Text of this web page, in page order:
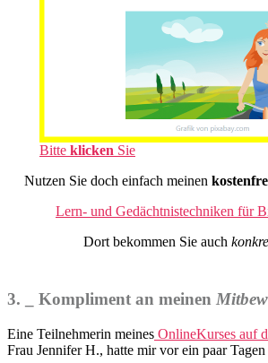
Bitte klicken Sie
Nutzen Sie doch einfach meinen
Lern- und Gedächtnistechniken für
Dort bekommen Sie auch
3. _ Kompliment an meinen
Eine Teilnehmerin meines OnlineKurses auf
Frau Jennifer H., hatte mir vor ein paar Tagen